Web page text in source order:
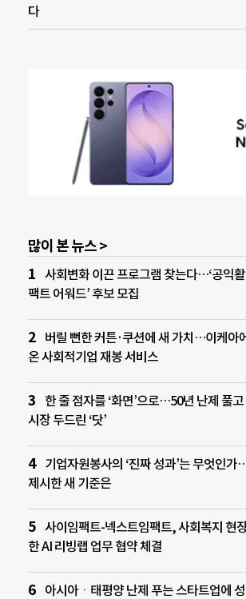
다
많이 본 뉴스 >
사회변화 이끈 프로그램 찾는다…‘공익
팩트 어워드’ 후보 모집
버릴 뻔한 커튼·쿠션에 새 가치…이케아
온 사회적기업 재봉 서비스
한 줄 점자를 ‘화면’으로…50년 난제 풀고
시장 두드린 ‘닷’
기업자원봉사의 ‘진짜 성과’는 무엇인가
제시한 새 기준은
사이임팩트-넥스트임팩트, 사회복지 현
한 AI 리빙랩 업무 협약 체결
아시아ㆍ태평양 난제 푸는 스타트업에